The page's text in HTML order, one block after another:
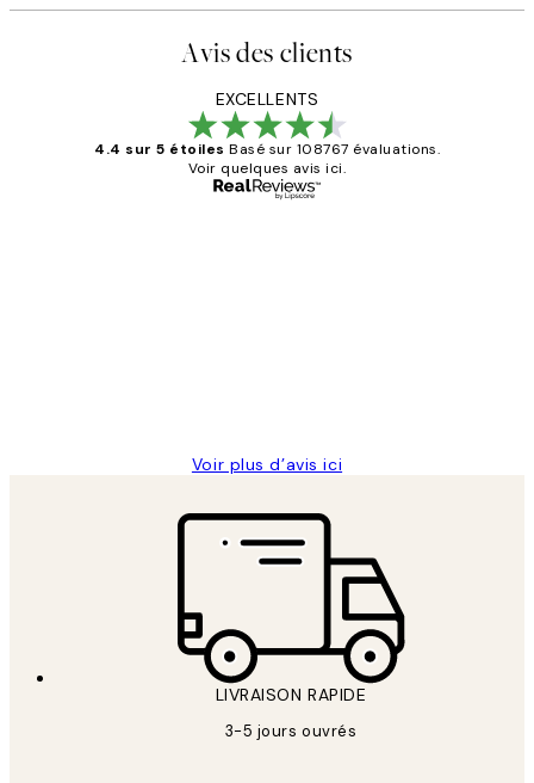
Avis des clients
EXCELLENTS
4.4 sur 5 étoiles Basé sur 108767 évaluations.
Voir quelques avis ici.
Voir plus d’avis ici
LIVRAISON RAPIDE
3-5 jours ouvrés